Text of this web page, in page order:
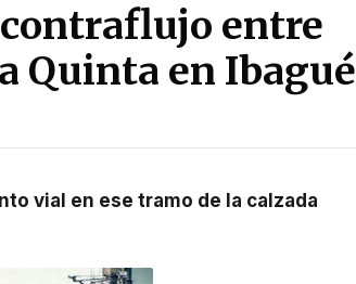
contraflujo entre
Quinta en Ibagué